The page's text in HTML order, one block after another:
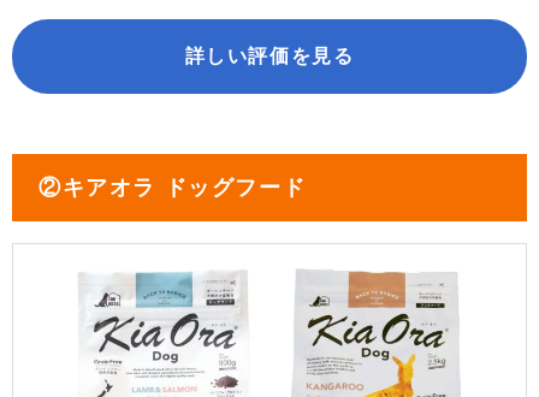
詳しい評価を見る
②キアオラ ドッグフード